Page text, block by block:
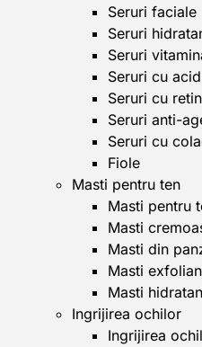
Seruri faciale
Seruri
Seruri
Seruri cu
Seruri cu
Seruri anti-
Seruri cu
Fiole
Masti pentru ten
Masti pentru
Masti
Masti din
Masti
Masti
Ingrijirea ochilor
Ingrijirea